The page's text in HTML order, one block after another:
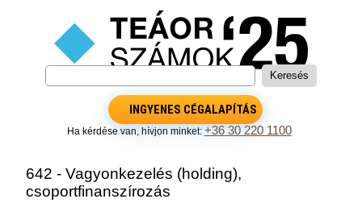
INGYENES CÉGALAPÍTÁS
Ha kérdése van, hívjon minket: +36 30 220 1100
642 - Vagyonkezelés (holding),
csoportfinanszírozás